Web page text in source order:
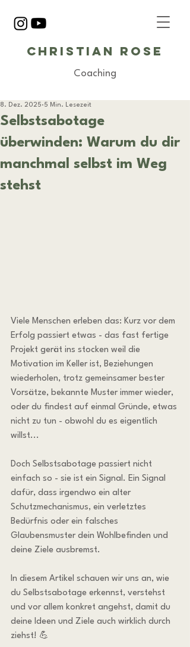
Christian Rose
Coaching
Selbstsabotage
überwinden: Warum du dir
manchmal selbst im Weg
stehst
8. Dez. 2025 5 Min. Lesezeit
Viele Menschen erleben das: Kurz vor dem
Erfolg passiert etwas - das fast fertige
Projekt gerät ins stocken weil die
Motivation im Keller ist, Beziehungen
wiederholen, trotz gemeinsamer bester
Vorsätze, bekannte Muster immer wieder,
oder du findest auf einmal Gründe, etwas
nicht zu tun - obwohl du es eigentlich
willst...
Doch Selbstsabotage passiert nicht
einfach so - sie ist ein Signal. Ein Signal
dafür, dass irgendwo ein alter
Schutzmechanismus, ein verletztes
Bedürfnis oder ein falsches
Glaubensmuster dein Wohlbefinden und
deine Ziele ausbremst.
In diesem Artikel schauen wir uns an, wie
du Selbstsabotage erkennst, verstehst
und vor allem konkret angehst, damit du
deine Ideen und Ziele auch wirklich durch
ziehst! 💪